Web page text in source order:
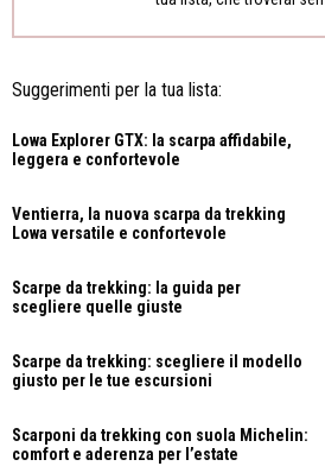
Suggerimenti per la tua lista:
Lowa Explorer GTX: la scarpa affidabile,
leggera e confortevole
Ventierra, la nuova scarpa da trekking
Lowa versatile e confortevole
Scarpe da trekking: la guida per
scegliere quelle giuste
Scarpe da trekking: scegliere il modello
giusto per le tue escursioni
Scarponi da trekking con suola Michelin:
comfort e aderenza per l’estate